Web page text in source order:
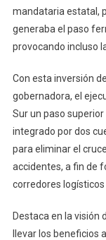
mandataria estatal,
generaba el paso
provocando incluso
Con esta inversión
gobernadora, el
Sur un paso
integrado por dos
para eliminar el
accidentes, a fin de
corredores
Destaca en la visión
llevar los beneficios